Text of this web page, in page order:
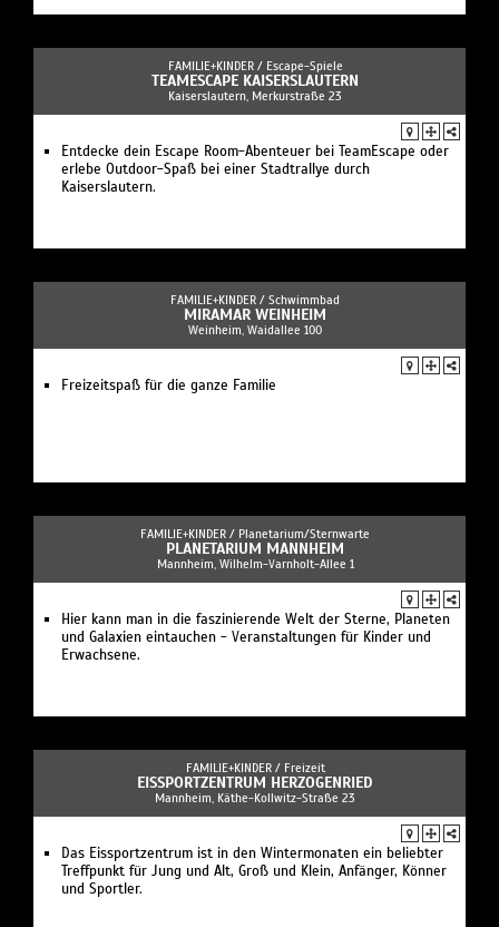
FAMILIE+KINDER / Escape-Spiele
TEAMESCAPE KAISERSLAUTERN
Kaiserslautern, Merkurstraße 23
Entdecke dein Escape Room-Abenteuer bei TeamEscape oder
erlebe Outdoor-Spaß bei einer Stadtrallye durch
Kaiserslautern.
FAMILIE+KINDER / Schwimmbad
MIRAMAR WEINHEIM
Weinheim, Waidallee 100
Freizeitspaß für die ganze Familie
FAMILIE+KINDER / Planetarium/Sternwarte
PLANETARIUM MANNHEIM
Mannheim, Wilhelm-Varnholt-Allee 1
Hier kann man in die faszinierende Welt der Sterne, Planeten
und Galaxien eintauchen - Veranstaltungen für Kinder und
Erwachsene.
FAMILIE+KINDER / Freizeit
EISSPORTZENTRUM HERZOGENRIED
Mannheim, Käthe-Kollwitz-Straße 23
Das Eissportzentrum ist in den Wintermonaten ein beliebter
Treffpunkt für Jung und Alt, Groß und Klein, Anfänger, Könner
und Sportler.